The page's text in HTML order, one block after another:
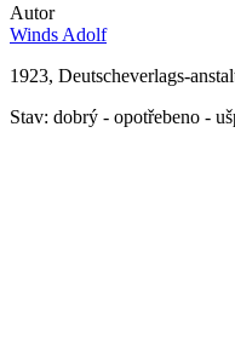
Autor
Winds Adolf
1923, Deutscheverlags-
Stav: dobrý - opotřebeno -